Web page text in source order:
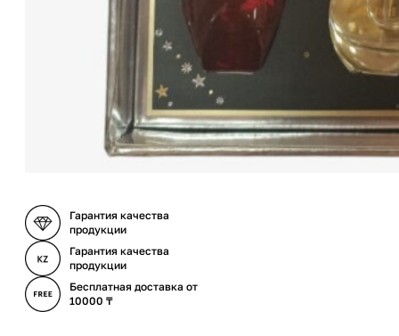
Гарантия качества
продукции
Гарантия качества
продукции
Бесплатная доставка от
10000 ₸